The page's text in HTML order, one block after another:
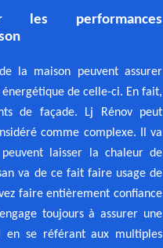
les performances
la maison peuvent assurer
de celle-ci. En fait,
de façade. Lj Rénov peut
comme complexe. Il va
laisser la chaleur de
va de ce fait faire usage de
faire entièrement confiance
toujours à assurer une
se référant aux multiples